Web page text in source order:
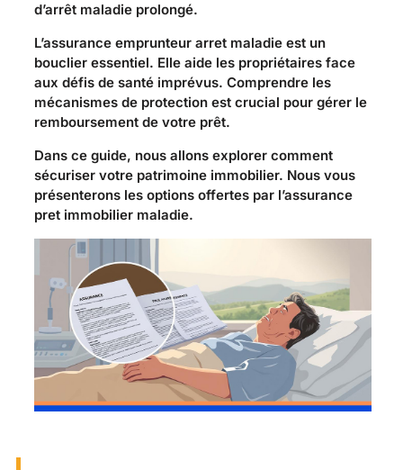
d’arrêt maladie prolongé.
L’assurance emprunteur arret maladie est un
bouclier essentiel. Elle aide les propriétaires face
aux défis de santé imprévus. Comprendre les
mécanismes de protection est crucial pour gérer le
remboursement de votre prêt.
Dans ce guide, nous allons explorer comment
sécuriser votre patrimoine immobilier. Nous vous
présenterons les options offertes par l’assurance
pret immobilier maladie.